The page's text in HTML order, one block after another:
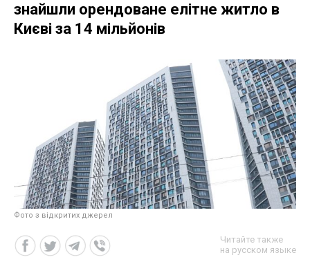
знайшли орендоване елітне житло в
Києві за 14 мільйонів
Фото з відкритих джерел
Читайте также
на русском языке